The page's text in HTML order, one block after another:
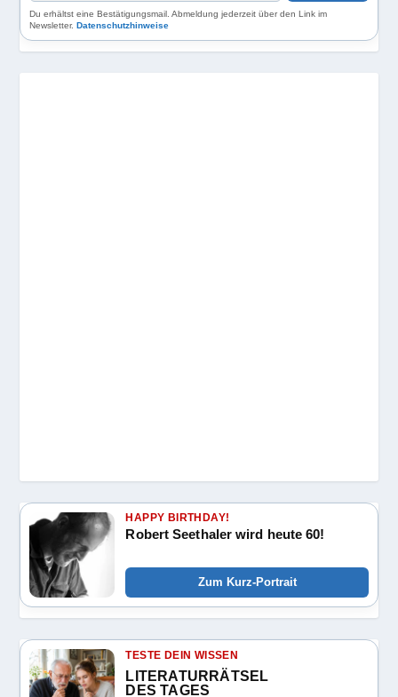
Du erhältst eine Bestätigungsmail. Abmeldung jederzeit über den Link im
Newsletter.Datenschutzhinweise
HAPPY BIRTHDAY!
Robert Seethaler wird heute 60!
Zum Kurz-Portrait
TESTE DEIN WISSEN
LITERATURRÄTSEL
DES TAGES